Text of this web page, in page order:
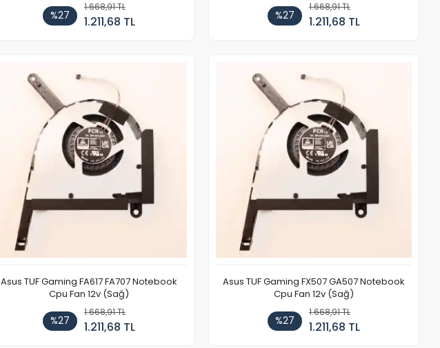
%27
1.668,91 TL
1.211,68 TL %27
1.668,91 TL
1.211,68 TL
Asus TUF Gaming FA617 FA707 Notebook
Cpu Fan 12v (Sağ)
%27
1.668,91 TL
1.211,68 TL
Asus TUF Gaming FX507 GA507 Notebook
Cpu Fan 12v (Sağ)
%27
1.668,91 TL
1.211,68 TL